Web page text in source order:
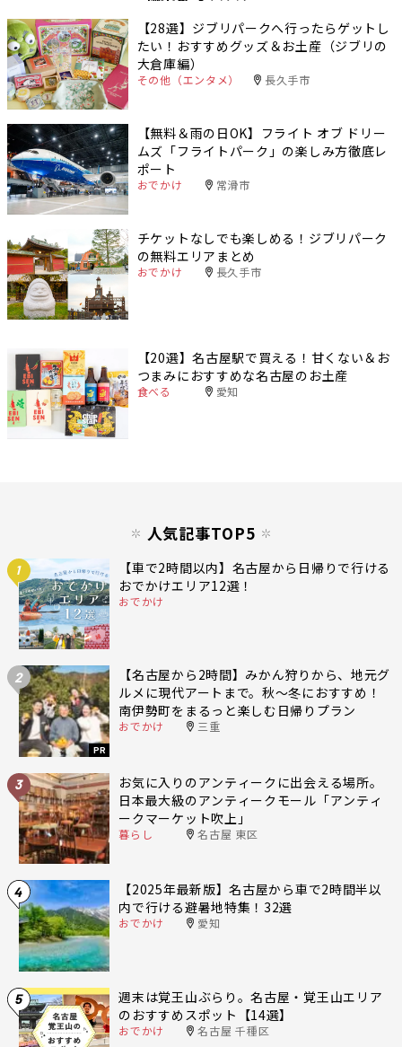
【28選】ジブリパークへ行ったらゲットし
たい！おすすめグッズ＆お土産（ジブリの
大倉庫編）
その他（エンタメ） 長久手市
【無料＆雨の日OK】フライト オブ ドリー
ムズ「フライトパーク」の楽しみ方徹底レ
ポート
おでかけ 常滑市
チケットなしでも楽しめる！ジブリパーク
の無料エリアまとめ
おでかけ 長久手市
【20選】名古屋駅で買える！甘くない＆お
つまみにおすすめな名古屋のお土産
食べる 愛知
人気記事TOP5
1
【車で2時間以内】名古屋から日帰りで行ける
おでかけエリア12選！
おでかけ
2
PR
【名古屋から2時間】みかん狩りから、地元グ
ルメに現代アートまで。秋〜冬におすすめ！
南伊勢町をまるっと楽しむ日帰りプラン
おでかけ 三重
3
お気に入りのアンティークに出会える場所。
日本最大級のアンティークモール「アンティ
ークマーケット吹上」
暮らし 名古屋 東区
4
【2025年最新版】名古屋から車で2時間半以
内で行ける避暑地特集！32選
おでかけ 愛知
5
週末は覚王山ぶらり。名古屋・覚王山エリア
のおすすめスポット【14選】
おでかけ 名古屋 千種区